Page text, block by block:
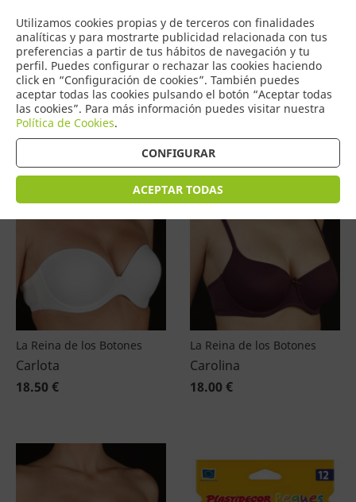
Utilizamos cookies propias y de terceros con finalidades
analíticas y para mostrarte publicidad relacionada con tus
preferencias a partir de tus hábitos de navegación y tu
perfil. Puedes configurar o rechazar las cookies haciendo
click en “Configuración de cookies”. También puedes
aceptar todas las cookies pulsando el botón “Aceptar todas
las cookies”. Para más información puedes visitar nuestra
Política de Cookies.
CONFIGURAR
ACEPTAR TODAS
0
COMERCIO
DE TORRIJOS
Productos (4587)
Ordenar por precio
La Reina de los Botones
Carlota
18.50 €
La Reina de los Botones
Carolina
18.00 €